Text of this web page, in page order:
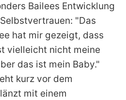
Bailees Entwicklung
"Das
hat mir gezeigt, dass
vielleicht nicht meine
das ist mein Baby."
kurz vor dem
mit einem